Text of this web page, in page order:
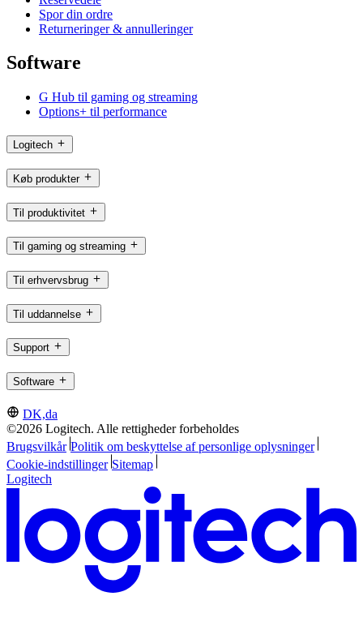
Spor din ordre
Returneringer & annulleringer
Software
G Hub til gaming og streaming
Options+ til performance
Logitech
Køb produkter
Til produktivitet
Til gaming og streaming
Til erhvervsbrug
Til uddannelse
Support
Software
DK,da
©2026 Logitech. Alle rettigheder forbeholdes
Brugsvilkår Politik om beskyttelse af personlige oplysninger
Cookie-indstillinger Sitemap
Logitech